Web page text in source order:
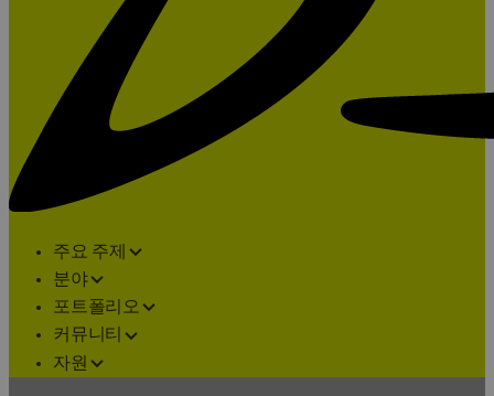
주요 주제
분야
포트폴리오
커뮤니티
자원